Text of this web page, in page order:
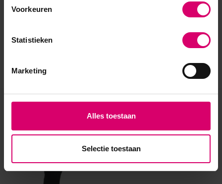
Voorkeuren
Statistieken
Marketing
Alles toestaan
Selectie toestaan